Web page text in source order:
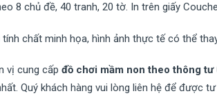
8 chủ đề, 40 tranh, 20 tờ. In trên giấy
chất minh họa, hình ảnh thực tế có thể
vị cung cấp đồ chơi mầm non theo thông tư
Quý khách hàng vui lòng liên hệ để được